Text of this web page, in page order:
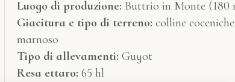
Luogo di produzione: Buttrio in Monte (180
Giacitura e tipo di terreno: colline
marnoso
Tipo di allevamenti: Guyot
Resa ettaro: 65 hl